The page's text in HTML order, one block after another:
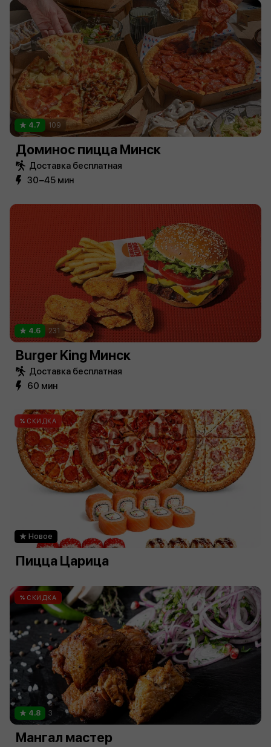
4.7 109
Доминос пицца Минск
Доставка бесплатная
30−45 мин
4.6 231
Burger King Минск
Доставка бесплатная
60 мин
СКИДКА
Новое
Пицца Царица
СКИДКА
4.8 3
Мангал мастер